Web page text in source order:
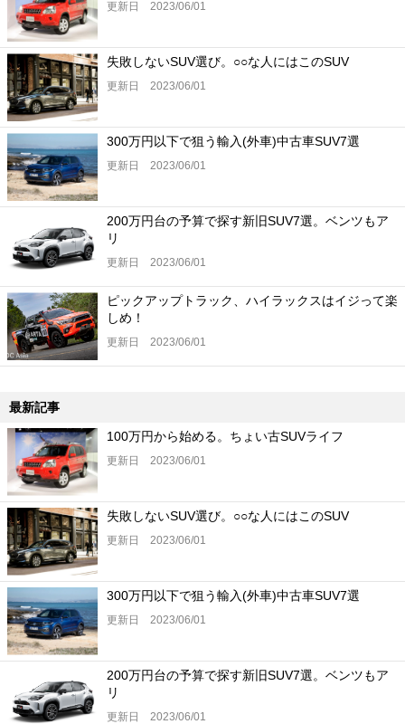
更新日 2023/06/01
失敗しないSUV選び。○○な人にはこのSUV
更新日 2023/06/01
300万円以下で狙う輸入(外車)中古車SUV7選
更新日 2023/06/01
200万円台の予算で探す新旧SUV7選。ベンツもア
リ
更新日 2023/06/01
ピックアップトラック、ハイラックスはイジって楽
しめ！
更新日 2023/06/01
最新記事
100万円から始める。ちょい古SUVライフ
更新日 2023/06/01
失敗しないSUV選び。○○な人にはこのSUV
更新日 2023/06/01
300万円以下で狙う輸入(外車)中古車SUV7選
更新日 2023/06/01
200万円台の予算で探す新旧SUV7選。ベンツもア
リ
更新日 2023/06/01